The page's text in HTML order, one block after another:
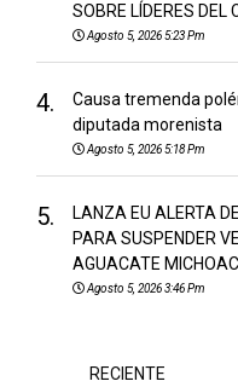
SOBRE LÍDERES DEL
Agosto 5, 2026 5:23 Pm
4.
Causa tremenda
diputada morenista
Agosto 5, 2026 5:18 Pm
5.
LANZA EU ALERTA
PARA SUSPENDER
AGUACATE
Agosto 5, 2026 3:46 Pm
RECIENTE